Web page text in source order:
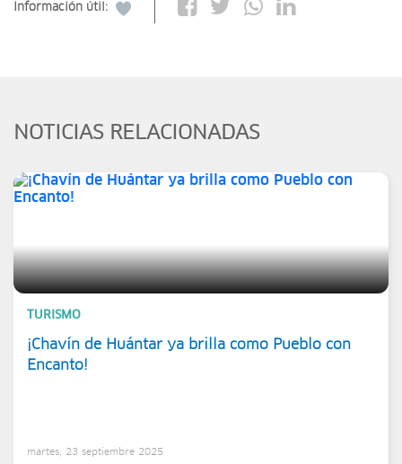
Información útil:
NOTICIAS RELACIONADAS
TURISMO
¡Chavín de Huántar ya brilla como Pueblo con
Encanto!
martes, 23 septiembre 2025